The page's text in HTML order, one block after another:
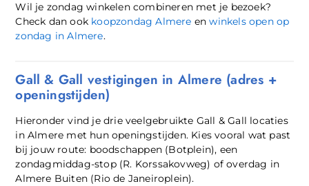
Wil je zondag winkelen combineren met je bezoek?
Check dan ook koopzondag Almere enwinkels open op
zondag in Almere.
Gall & Gall vestigingen in Almere (adres +
openingstijden)
Hieronder vind je drie veelgebruikte Gall & Gall locaties
in Almere met hun openingstijden. Kies vooral wat past
bij jouw route: boodschappen (Botplein), een
zondagmiddag-stop (R. Korssakovweg) of overdag in
Almere Buiten (Rio de Janeiroplein).